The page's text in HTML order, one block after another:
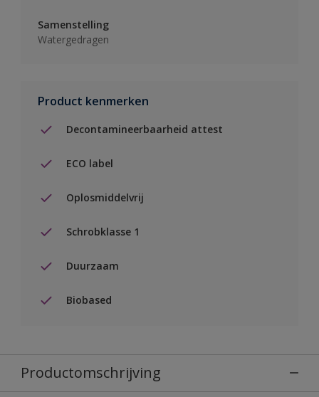
Samenstelling
Watergedragen
Product kenmerken
Decontamineerbaarheid attest
ECO label
Oplosmiddelvrij
Schrobklasse 1
Duurzaam
Biobased
Productomschrijving